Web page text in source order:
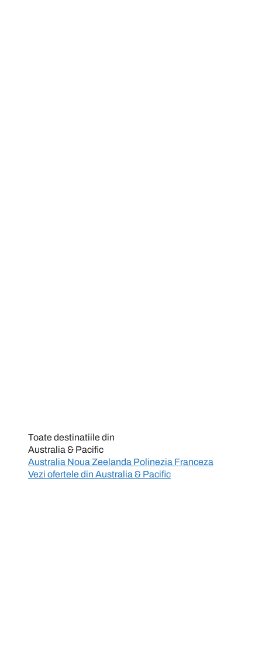
Toate destinatiile din
Australia & Pacific
Australia Noua Zeelanda Polinezia Franceza
Vezi ofertele din Australia & Pacific